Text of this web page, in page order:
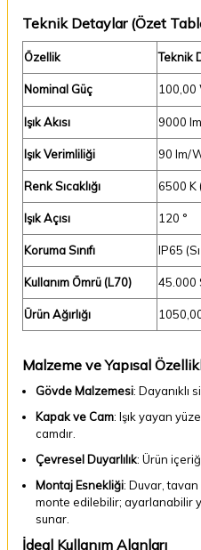
Teknik Detaylar (Özet
Özellik Teknik
Nominal Güç 100,00
Işık Akısı 9000 lm
Işık Verimliliği 90 lm/
Renk Sıcaklığı 6500 K
Işık Açısı 120 °
Koruma Sınıfı IP65
Kullanım Ömrü (L70) 45.000
Ürün Ağırlığı
Malzeme ve Yapısal
Gövde Malzemesi: Dayanıklı
Kapak ve Cam: Işık yayan
camdır.
Çevresel Duyarlılık: Ürün
Montaj Esnekliği: Duvar,
monte edilebilir; ayarlanabilir
sunar.
İdeal Kullanım Alanları